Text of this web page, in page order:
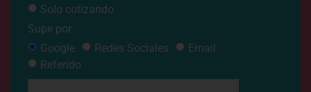
Solo cotizando
Supe por
Google
Redes Sociales
Email
Referido